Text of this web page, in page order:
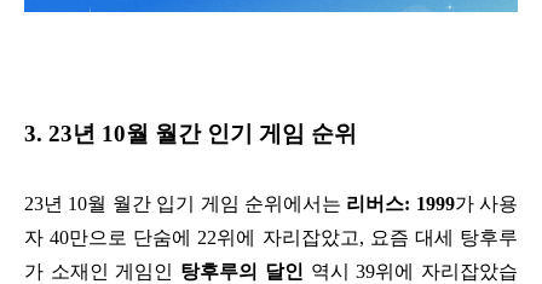
3. 23년 10월 월간 인기 게임 순위
23년 10월 월간 입기 게임 순위에서는 리버스: 1999가 사용
자 40만으로 단숨에 22위에 자리잡았고, 요즘 대세 탕후루
가 소재인 게임인 탕후루의 달인 역시 39위에 자리잡았습